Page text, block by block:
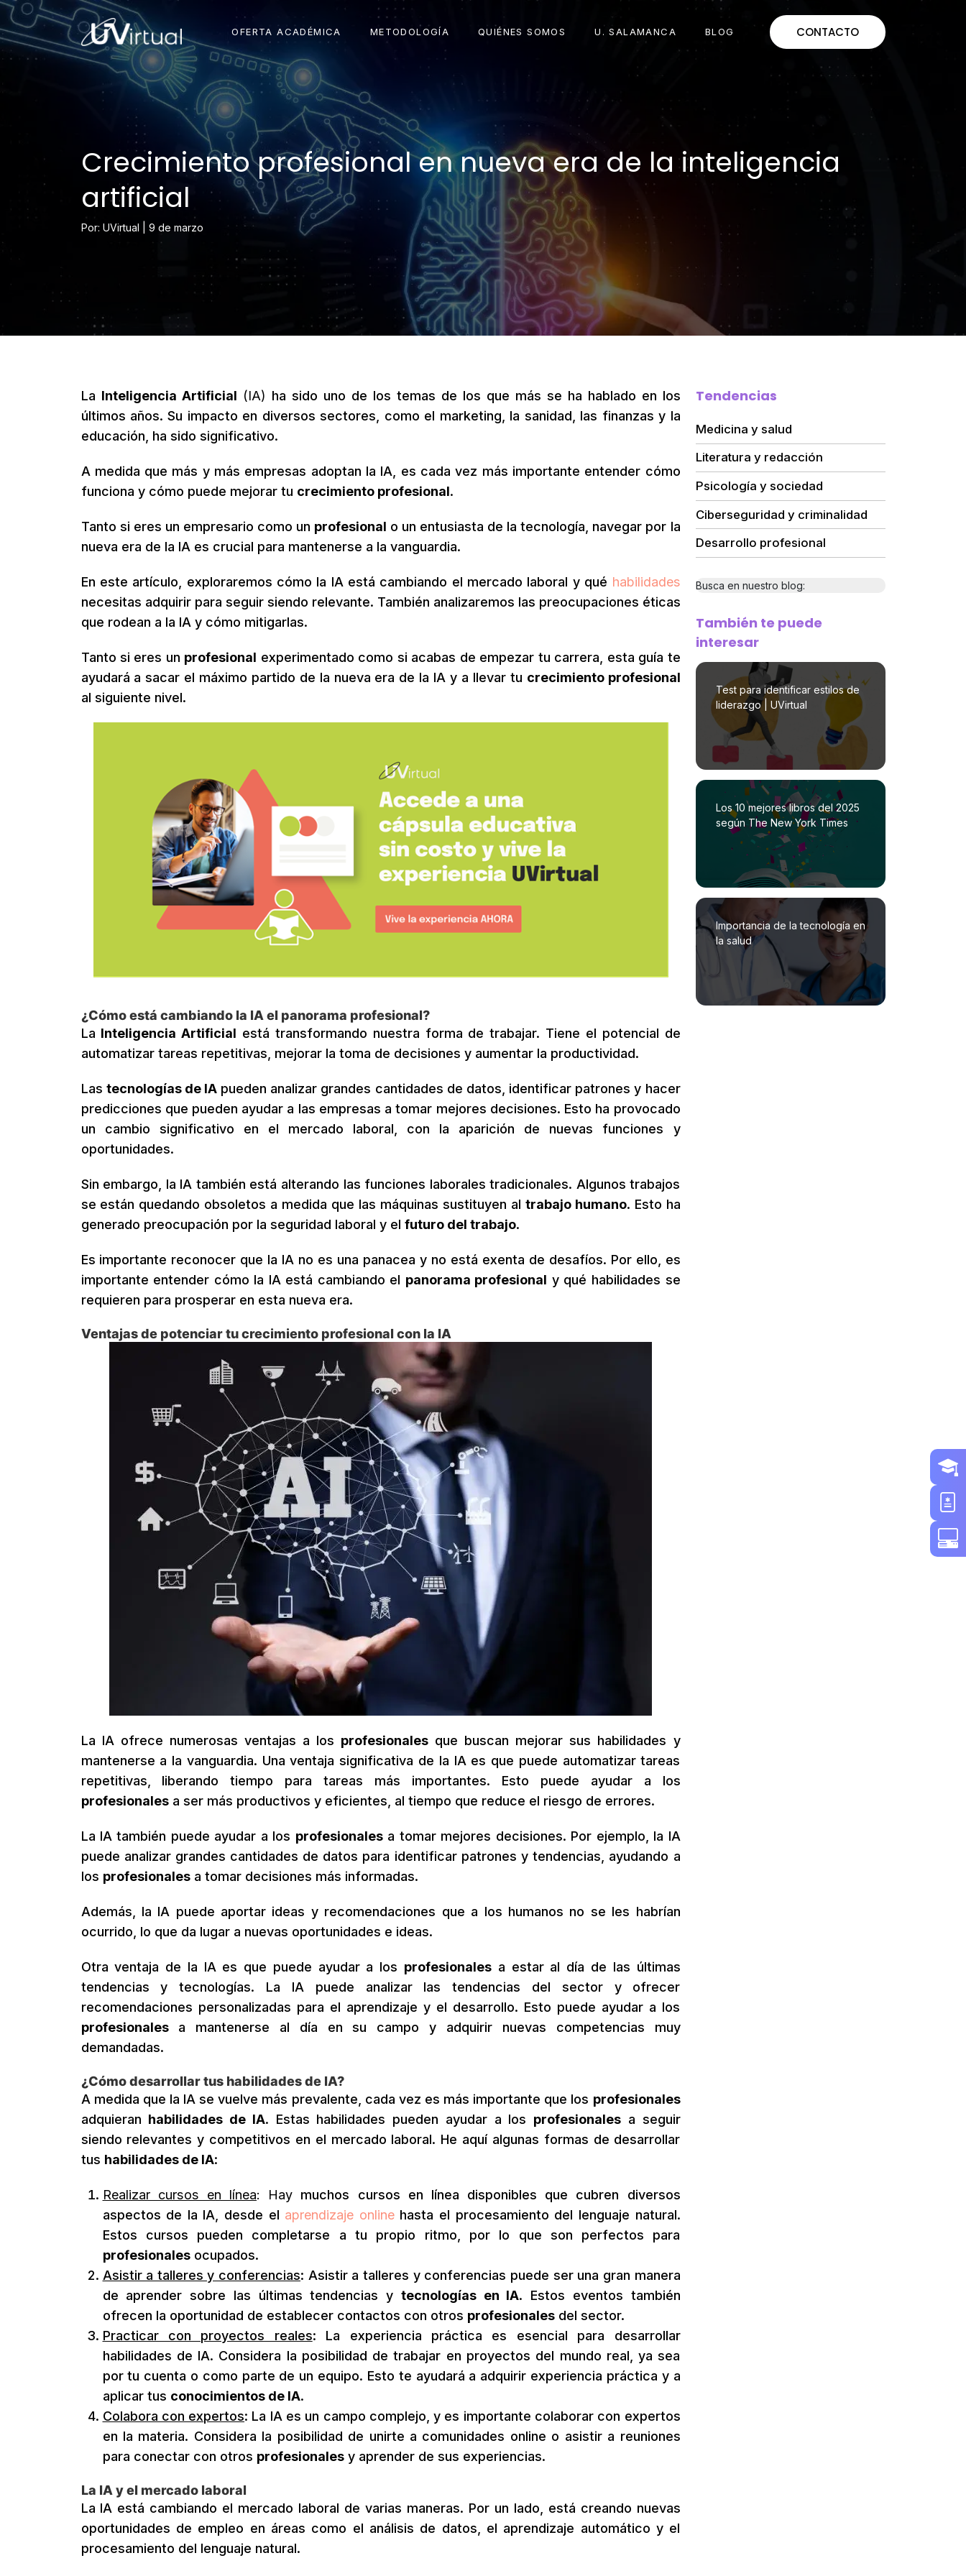
OFERTA ACADÉMICA METODOLOGÍA QUIÉNES SOMOS U. SALAMANCA BLOG CONTACTO
Crecimiento profesional en nueva era de la inteligencia
artificial
Por: UVirtual | 9 de marzo
La Inteligencia Artificial (IA) ha sido uno de los temas de los que más se ha hablado en los
últimos años. Su impacto en diversos sectores, como el marketing, la sanidad, las finanzas y la
educación, ha sido significativo.
A medida que más y más empresas adoptan la IA, es cada vez más importante entender cómo
funciona y cómo puede mejorar tu crecimiento profesional.
Tanto si eres un empresario como un profesional o un entusiasta de la tecnología, navegar por la
nueva era de la IA es crucial para mantenerse a la vanguardia.
En este artículo, exploraremos cómo la IA está cambiando el mercado laboral y qué habilidades
necesitas adquirir para seguir siendo relevante. También analizaremos las preocupaciones éticas
que rodean a la IA y cómo mitigarlas.
Tanto si eres un profesional experimentado como si acabas de empezar tu carrera, esta guía te
ayudará a sacar el máximo partido de la nueva era de la IA y a llevar tu crecimiento profesional
al siguiente nivel.
¿Cómo está cambiando la IA el panorama profesional?
La Inteligencia Artificial está transformando nuestra forma de trabajar. Tiene el potencial de
automatizar tareas repetitivas, mejorar la toma de decisiones y aumentar la productividad.
Las tecnologías de IApueden analizar grandes cantidades de datos, identificar patrones y hacer
predicciones que pueden ayudar a las empresas a tomar mejores decisiones. Esto ha provocado
un cambio significativo en el mercado laboral, con la aparición de nuevas funciones y
oportunidades.
Sin embargo, la IA también está alterando las funciones laborales tradicionales. Algunos trabajos
se están quedando obsoletos a medida que las máquinas sustituyen al trabajo humano. Esto ha
generado preocupación por la seguridad laboral y el futuro del trabajo.
Es importante reconocer que la IA no es una panacea y no está exenta de desafíos. Por ello, es
importante entender cómo la IA está cambiando el panorama profesional y qué habilidades se
requieren para prosperar en esta nueva era.
Ventajas de potenciar tu crecimiento profesional con la IA
La IA ofrece numerosas ventajas a los profesionales que buscan mejorar sus habilidades y
mantenerse a la vanguardia. Una ventaja significativa de la IA es que puede automatizar tareas
repetitivas, liberando tiempo para tareas más importantes. Esto puede ayudar a los
profesionalesa ser más productivos y eficientes, al tiempo que reduce el riesgo de errores.
La IA también puede ayudar a los profesionalesa tomar mejores decisiones. Por ejemplo, la IA
puede analizar grandes cantidades de datos para identificar patrones y tendencias, ayudando a
los profesionalesa tomar decisiones más informadas.
Además, la IA puede aportar ideas y recomendaciones que a los humanos no se les habrían
ocurrido, lo que da lugar a nuevas oportunidades e ideas.
Otra ventaja de la IA es que puede ayudar a los profesionales a estar al día de las últimas
tendencias y tecnologías. La IA puede analizar las tendencias del sector y ofrecer
recomendaciones personalizadas para el aprendizaje y el desarrollo. Esto puede ayudar a los
profesionalesa mantenerse al día en su campo y adquirir nuevas competencias muy
demandadas.
¿Cómo desarrollar tus habilidades de IA?
A medida que la IA se vuelve más prevalente, cada vez es más importante que los profesionales
adquieran habilidades de IA. Estas habilidades pueden ayudar a los profesionales a seguir
siendo relevantes y competitivos en el mercado laboral. He aquí algunas formas de desarrollar
tus habilidades de IA:
Realizar cursos en línea: Hay muchos cursos en línea disponibles que cubren diversos
aspectos de la IA, desde el aprendizaje onlinehasta el procesamiento del lenguaje natural.
Estos cursos pueden completarse a tu propio ritmo, por lo que son perfectos para
profesionalesocupados.
Asistir a talleres y conferencias: Asistir a talleres y conferencias puede ser una gran manera
de aprender sobre las últimas tendencias y tecnologías en IA. Estos eventos también
ofrecen la oportunidad de establecer contactos con otros profesionalesdel sector.
Practicar con proyectos reales: La experiencia práctica es esencial para desarrollar
habilidades de IA. Considera la posibilidad de trabajar en proyectos del mundo real, ya sea
por tu cuenta o como parte de un equipo. Esto te ayudará a adquirir experiencia práctica y a
aplicar tus conocimientos de IA.
Colabora con expertos: La IA es un campo complejo, y es importante colaborar con expertos
en la materia. Considera la posibilidad de unirte a comunidades online o asistir a reuniones
para conectar con otros profesionalesy aprender de sus experiencias.
La IA y el mercado laboral
La IA está cambiando el mercado laboral de varias maneras. Por un lado, está creando nuevas
oportunidades de empleo en áreas como el análisis de datos, el aprendizaje automático y el
procesamiento del lenguaje natural.
Tendencias
Medicina y salud
Literatura y redacción
Psicología y sociedad
Ciberseguridad y criminalidad
Desarrollo profesional
Busca en nuestro blog:
También te puede
interesar
Test para identificar estilos de
liderazgo | UVirtual
Los 10 mejores libros del 2025
según The New York Times
Importancia de la tecnología en
la salud